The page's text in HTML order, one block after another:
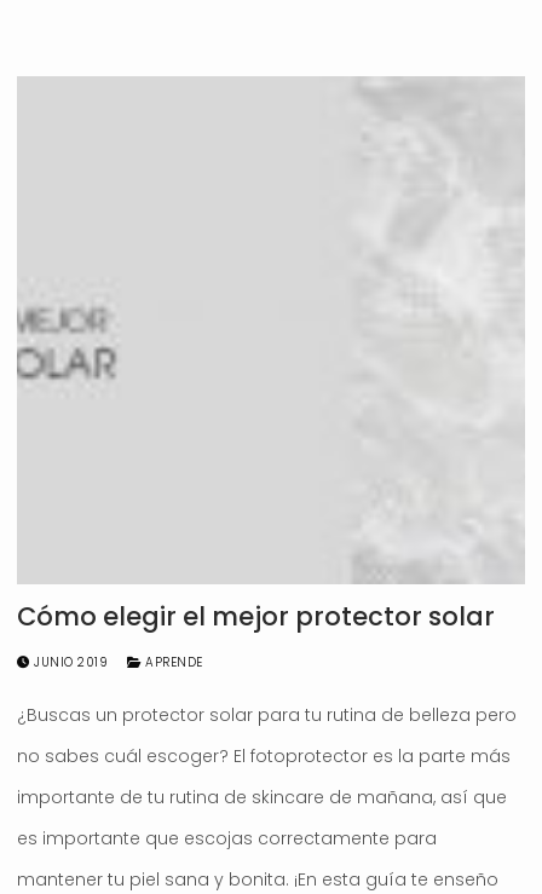
Cómo elegir el mejor protector solar
JUNIO 2019 APRENDE
¿Buscas un protector solar para tu rutina de belleza pero
no sabes cuál escoger? El fotoprotector es la parte más
importante de tu rutina de skincare de mañana, así que
es importante que escojas correctamente para
mantener tu piel sana y bonita. ¡En esta guía te enseño